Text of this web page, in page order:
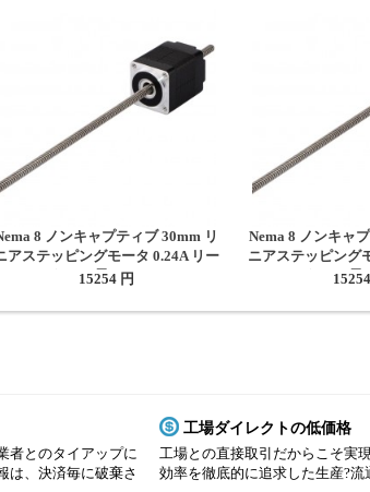
8 ノンキャプティブ 30mm リ
アステッピングモータ 0.24A リー
ド2mm 長さ150mm
15254 円
Nema 8 ノンキャ
ニアステッピング
ド4mm 長
者とのタイアップに
は、決済毎に破棄さ
工場ダイレクトの低価格
工場との直接取引だからこそ実
効率を徹底的に追求した生産?流